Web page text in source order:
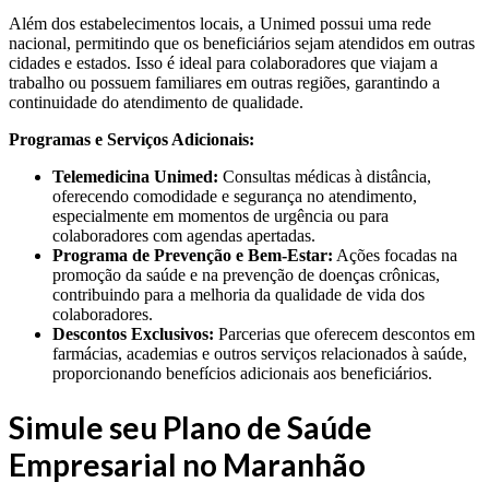
Além dos estabelecimentos locais, a Unimed possui uma rede
nacional, permitindo que os beneficiários sejam atendidos em outras
cidades e estados. Isso é ideal para colaboradores que viajam a
trabalho ou possuem familiares em outras regiões, garantindo a
continuidade do atendimento de qualidade.
Programas e Serviços Adicionais:
Telemedicina Unimed: Consultas médicas à distância,
oferecendo comodidade e segurança no atendimento,
especialmente em momentos de urgência ou para
colaboradores com agendas apertadas.
Programa de Prevenção e Bem-Estar: Ações focadas na
promoção da saúde e na prevenção de doenças crônicas,
contribuindo para a melhoria da qualidade de vida dos
colaboradores.
Descontos Exclusivos: Parcerias que oferecem descontos em
farmácias, academias e outros serviços relacionados à saúde,
proporcionando benefícios adicionais aos beneficiários.
Simule seu Plano de Saúde
Empresarial no Maranhão